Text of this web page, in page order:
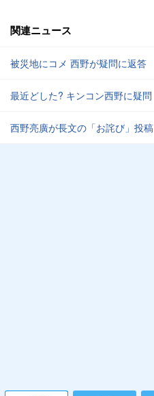
関連ニュース
被災地にコメ 西野が疑問に返答
最近どした? キンコン西野に疑問
西野亮廣が長文の「お詫び」投稿